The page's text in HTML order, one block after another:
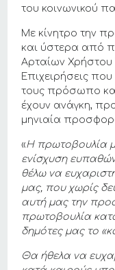
του κοινωνικού
Με κίνητρο την
και ύστερα από
Αρταίων Χρήστου
Επιχειρήσεις
τους πρόσωπο
έχουν ανάγκη,
μηνιαία
«Η πρωτοβουλία
ενίσχυση
θέλω να
μας, που χωρίς
αυτή μας την
πρωτοβουλία
δημότες μας το
Θα ήθελα να